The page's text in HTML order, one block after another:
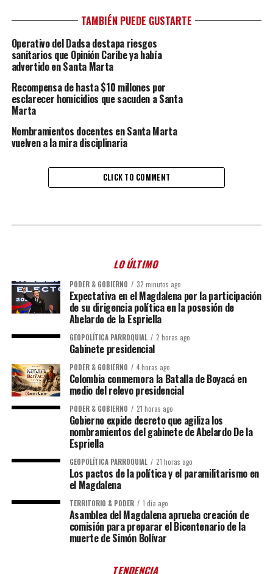
TAMBIÉN PUEDE GUSTARTE
Operativo del Dadsa destapa riesgos
sanitarios que Opinión Caribe ya había
advertido en Santa Marta
Recompensa de hasta $10 millones por
esclarecer homicidios que sacuden a Santa
Marta
Nombramientos docentes en Santa Marta
vuelven a la mira disciplinaria
CLICK TO COMMENT
LO ÚLTIMO
PODER & GOBIERNO 32 minutos ago
Expectativa en el Magdalena por la participación
de su dirigencia política en la posesión de
Abelardo de la Espriella
GEOPOLÍTICA PARROQUIAL 2 horas ago
Gabinete presidencial
PODER & GOBIERNO 4 horas ago
Colombia conmemora la Batalla de Boyacá en
medio del relevo presidencial
PODER & GOBIERNO 21 horas ago
Gobierno expide decreto que agiliza los
nombramientos del gabinete de Abelardo De la
Espriella
GEOPOLÍTICA PARROQUIAL 21 horas ago
Los pactos de la política y el paramilitarismo en
el Magdalena
TERRITORIO & PODER 1 día ago
Asamblea del Magdalena aprueba creación de
comisión para preparar el Bicentenario de la
muerte de Simón Bolívar
TENDENCIA